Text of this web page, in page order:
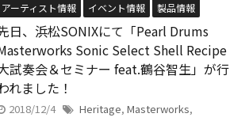
アーティスト情報
イベント情報 製品情報
日、浜松SONIXにて「Pearl Drums
Sonic Select Shell Recipe
試奏会＆セミナー feat.鶴谷智生」が行
れました！
2018/12/4 Heritage, Masterworks,